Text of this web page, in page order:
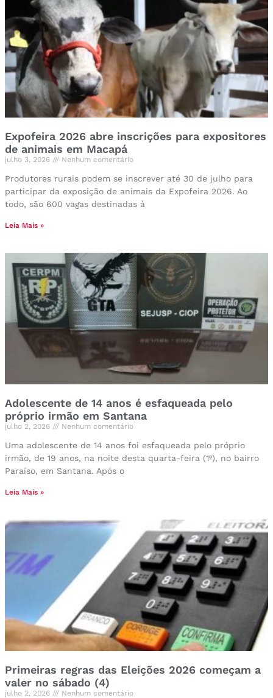
Expofeira 2026 abre inscrições para expositores
de animais em Macapá
julho 3, 2026 Nenhum comentário
Produtores rurais podem se inscrever até 30 de julho para
participar da exposição de animais da Expofeira 2026. Ao
todo, são 600 vagas destinadas à
Leia Mais »
Adolescente de 14 anos é esfaqueada pelo
próprio irmão em Santana
julho 2, 2026 Nenhum comentário
Uma adolescente de 14 anos foi esfaqueada pelo próprio
irmão, de 19 anos, na noite desta quarta-feira (1º), no bairro
Paraíso, em Santana. Após o
Leia Mais »
Primeiras regras das Eleições 2026 começam a
valer no sábado (4)
julho 2, 2026 Nenhum comentário